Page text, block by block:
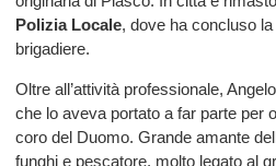
Polizia Locale, dove ha concluso
brigadiere.
Oltre all’attività professionale,
che lo aveva portato a far parte per
coro del Duomo. Grande amante
funghi e pescatore, molto legato al